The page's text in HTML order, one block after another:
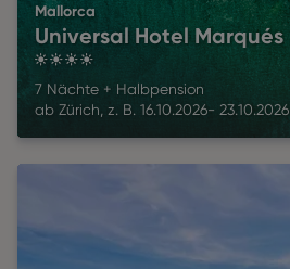
Mallorca
Universal Hotel Marqués
7 Nächte + Halbpension
ab Zürich, z. B. 16.10.2026- 23.10.2026